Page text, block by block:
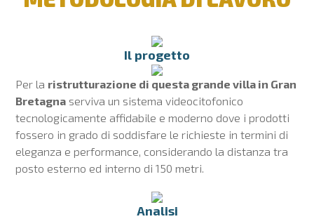
Il progetto
Per la ristrutturazione di questa grande villa in Gran
Bretagna serviva un sistema videocitofonico
tecnologicamente affidabile e moderno dove i prodotti
fossero in grado di soddisfare le richieste in termini di
eleganza e performance, considerando la distanza tra
posto esterno ed interno di 150 metri.
Analisi